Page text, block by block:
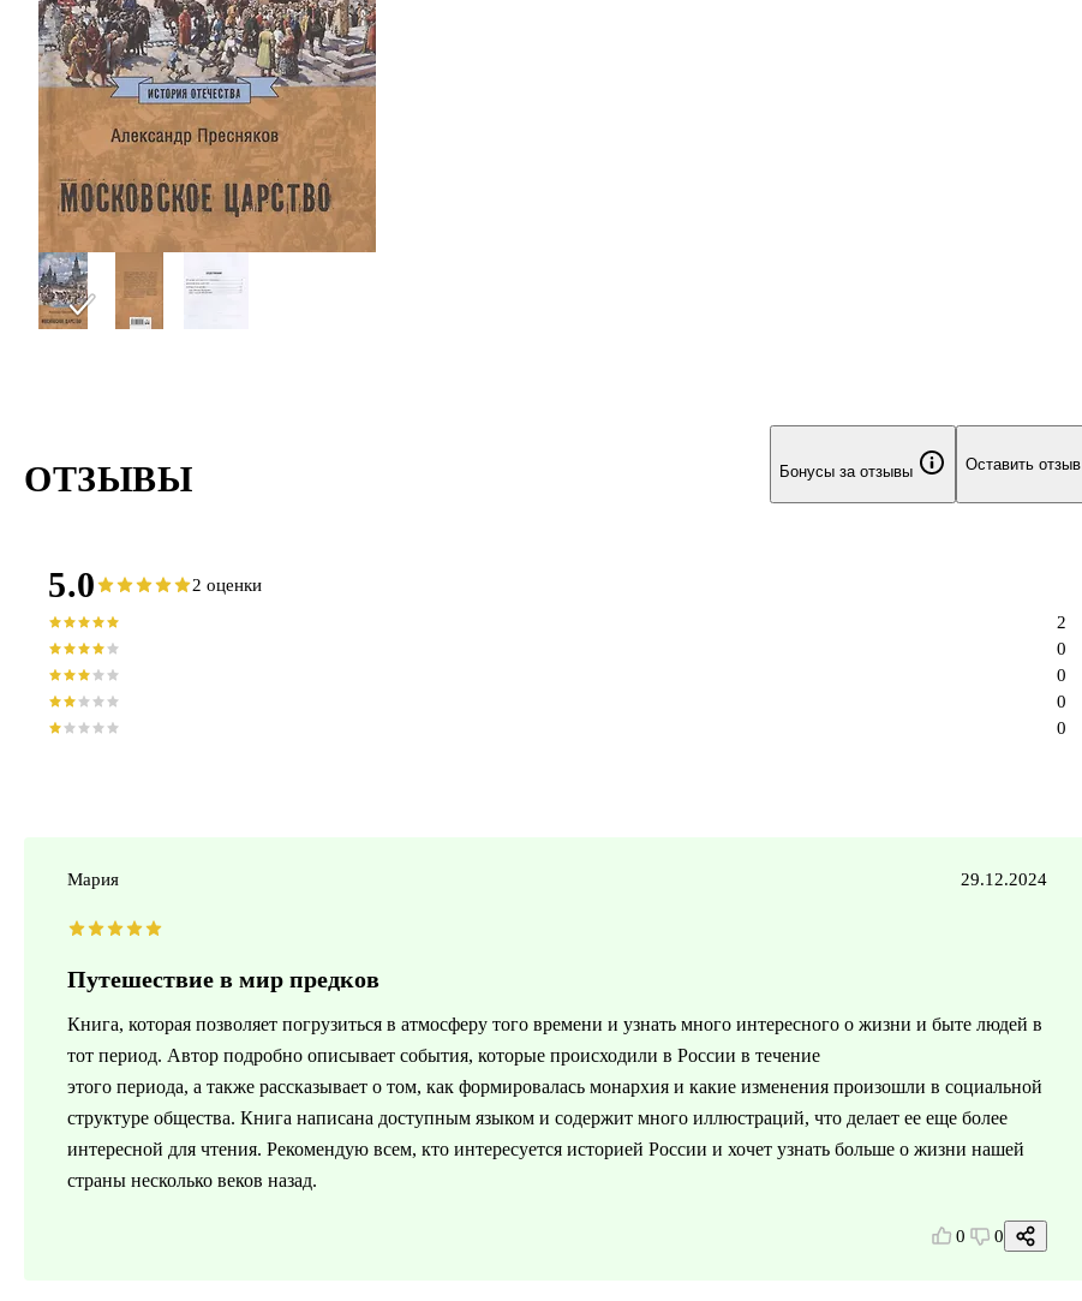
ОТЗЫВЫ Бонусы за отзывы Оставить отзыв
5.0 2 оценки
0
0
0
0
2
Мария 29.12.2024
Путешествие в мир предков
Книга, которая позволяет погрузиться в атмосферу того времени и узнать много интересного о жизни и быте людей в
тот период. Автор подробно описывает события, которые происходили в России в течение
этого периода, а также рассказывает о том, как формировалась монархия и какие изменения произошли в социальной
структуре общества. Книга написана доступным языком и содержит много иллюстраций, что делает ее еще более
интересной для чтения. Рекомендую всем, кто интересуется историей России и хочет узнать больше о жизни нашей
страны несколько веков назад.
0 0